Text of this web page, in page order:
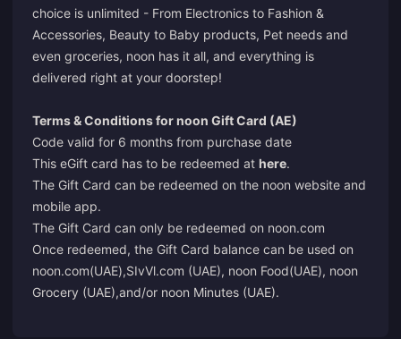
choice is unlimited - From Electronics to Fashion &
Accessories, Beauty to Baby products, Pet needs and
even groceries, noon has it all, and everything is
delivered right at your doorstep!
Terms & Conditions for noon Gift Card (AE)
Code valid for 6 months from purchase date
This eGift card has to be redeemed at here.
The Gift Card can be redeemed on the noon website and
mobile app.
The Gift Card can only be redeemed on noon.com
Once redeemed, the Gift Card balance can be used on
noon.com(UAE),SIvVl.com (UAE), noon Food(UAE), noon
Grocery (UAE),and/or noon Minutes (UAE).